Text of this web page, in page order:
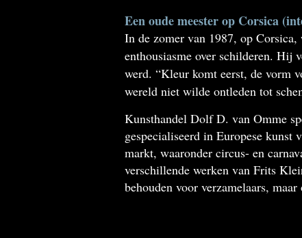
Een oude meester op Corsica
In de zomer van 1987, op
enthousiasme over schilderen. Hij
werd. “Kleur komt eerst, de vorm
wereld niet wilde ontleden tot
Kunsthandel Dolf D. van Omme
gespecialiseerd in Europese kunst
markt, waaronder circus- en
verschillende werken van Frits
behouden voor verzamelaars,